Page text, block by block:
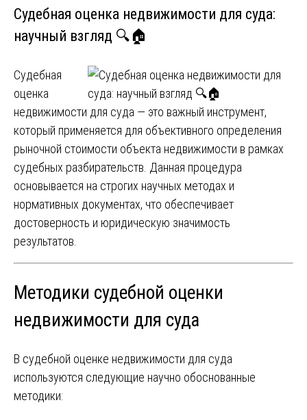
Судебная оценка недвижимости для суда:
научный взгляд 🔍🏠
Судебная
оценка
недвижимости для суда — это важный инструмент,
который применяется для объективного определения
рыночной стоимости объекта недвижимости в рамках
судебных разбирательств. Данная процедура
основывается на строгих научных методах и
нормативных документах, что обеспечивает
достоверность и юридическую значимость
результатов.
Методики судебной оценки
недвижимости для суда
В судебной оценке недвижимости для суда
используются следующие научно обоснованные
методики: